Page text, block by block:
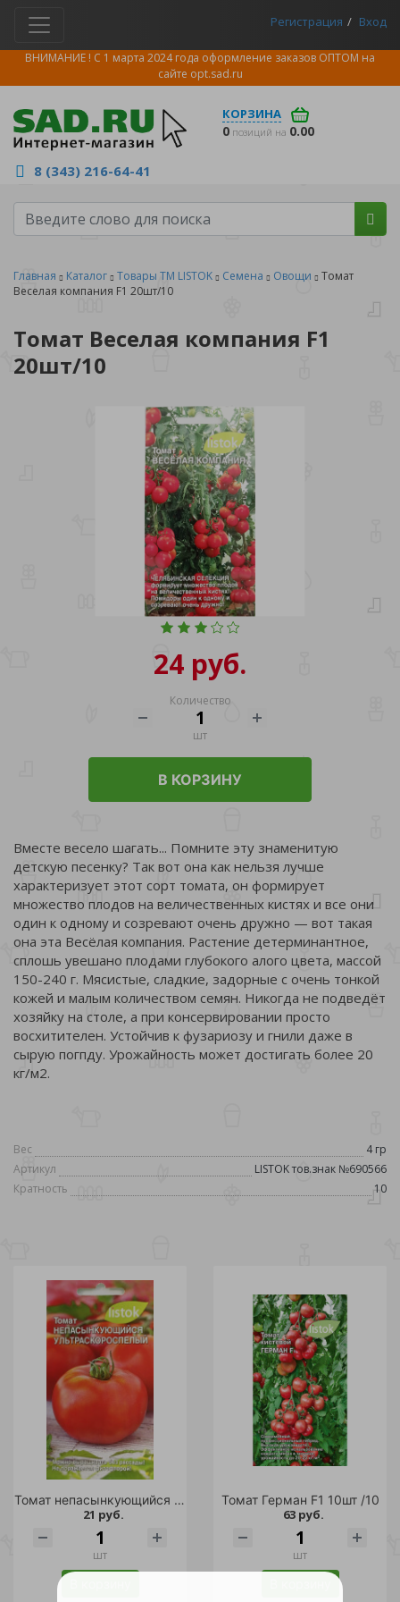
Регистрация Вход
ВНИМАНИЕ ! С 1 марта 2024 года оформление заказов ОПТОМ на
сайте opt.sad.ru
КОРЗИНА
0 позиций на 0.00
8 (343) 216-64-41
Главная Каталог Товары ТМ LISTOK Семена Овощи
Томат
Веселая компания F1 20шт/10
Томат Веселая компания F1
20шт/10
24 руб.
Количество
шт
В КОРЗИНУ
Вместе весело шагать... Помните эту знаменитую
детскую песенку? Так вот она как нельзя лучше
характеризует этот сорт томата, он формирует
множество плодов на величественных кистях и все они
один к одному и созревают очень дружно — вот такая
она эта Весёлая компания. Растение детерминантное,
сплошь увешано плодами глубокого алого цвета, массой
150-240 г. Мясистые, сладкие, задорные с очень тонкой
кожей и малым количеством семян. Никогда не подведёт
хозяйку на столе, а при консервировании просто
восхитителен. Устойчив к фузариозу и гнили даже в
сырую погпду. Урожайность может достигать более 20
кг/м2.
Вес
4 гр
Артикул
LISTOK тов.знак №690566
Кратность
10
Томат непасынкующийся Ультраскороспелый 20шт /10
21 руб.
шт
Томат Герман F1 10шт /10
63 руб.
шт